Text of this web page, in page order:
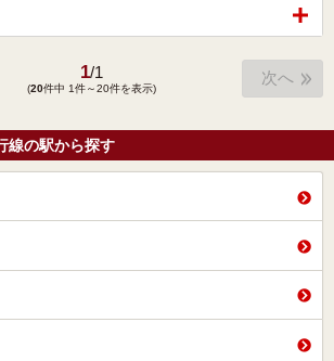
1/1
(20件中 1件～20件を表示)
次へ
線の駅から探す